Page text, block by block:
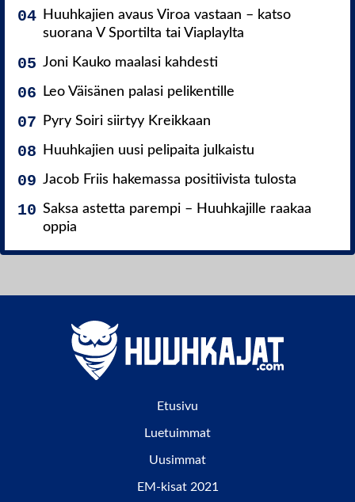
Huuhkajien avaus Viroa vastaan – katso
suorana V Sportilta tai Viaplaylta
Joni Kauko maalasi kahdesti
Leo Väisänen palasi pelikentille
Pyry Soiri siirtyy Kreikkaan
Huuhkajien uusi pelipaita julkaistu
Jacob Friis hakemassa positiivista tulosta
Saksa astetta parempi – Huuhkajille raakaa
oppia
Etusivu
Luetuimmat
Uusimmat
EM-kisat 2021